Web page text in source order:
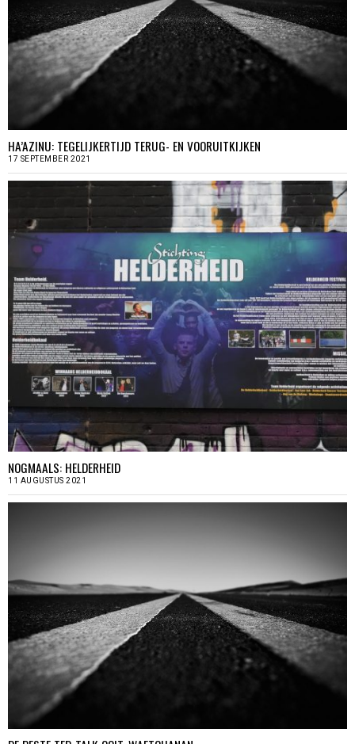
HA’AZINU: TEGELIJKERTIJD TERUG- EN VOORUITKIJKEN
17 SEPTEMBER 2021
NOGMAALS: HELDERHEID
11 AUGUSTUS 2021